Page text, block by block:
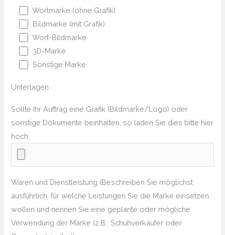
Wortmarke (ohne Grafik)
Bildmarke (mit Grafik)
Wort-Bildmarke
3D-Marke
Sonstige Marke
Unterlagen
Sollte Ihr Auftrag eine Grafik (Bildmarke/Logo) oder
sonstige Dokumente beinhalten, so laden Sie dies bitte hier
hoch:
Waren und Dienstleistung (Beschreiben Sie möglichst
ausführlich, für welche Leistungen Sie die Marke einsetzen
wollen und nennen Sie eine geplante oder mögliche
Verwendung der Marke (z.B.: Schuhverkäufer oder